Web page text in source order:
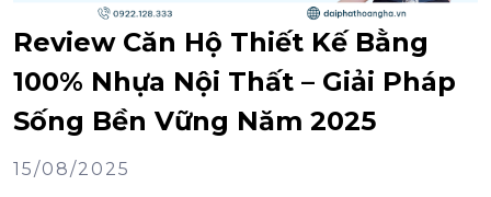
Review Căn Hộ Thiết Kế Bằng
100% Nhựa Nội Thất – Giải Pháp
Sống Bền Vững Năm 2025
15/08/2025